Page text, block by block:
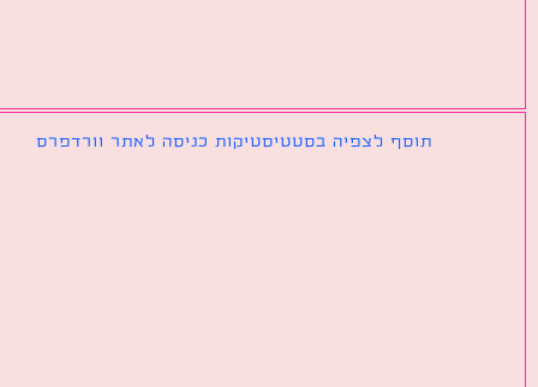
תוסף לצפיה בסטטיסטיקות כניסה לאתר וורדפרס